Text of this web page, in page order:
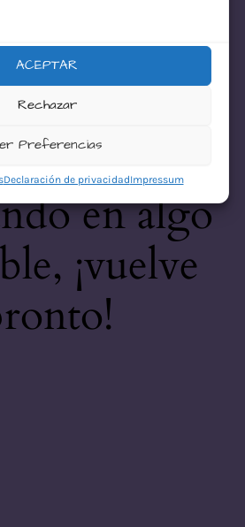
ACEPTAR
Rechazar
Preferencias
Declaración de privacidadImpressum
este
Estamos
en algo
¡vuelve